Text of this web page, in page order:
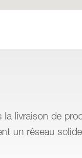
livraison de
un réseau